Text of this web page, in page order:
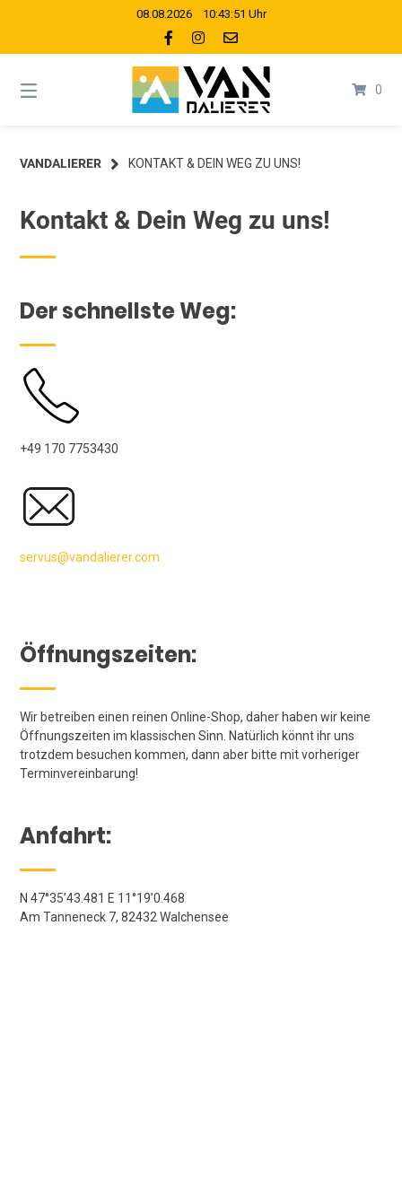
08.08.2026 10:43:52 Uhr
0
VANDALIERER KONTAKT & DEIN WEG ZU UNS!
Kontakt & Dein Weg zu uns!
Der schnellste Weg:
+49 170 7753430
servus@vandalierer.com
Öffnungszeiten:
Wir betreiben einen reinen Online-Shop, daher haben wir keine
Öffnungszeiten im klassischen Sinn. Natürlich könnt ihr uns
trotzdem besuchen kommen, dann aber bitte mit vorheriger
Terminvereinbarung!
Anfahrt:
N 47°35’43.481 E 11°19’0.468
Am Tanneneck 7, 82432 Walchensee